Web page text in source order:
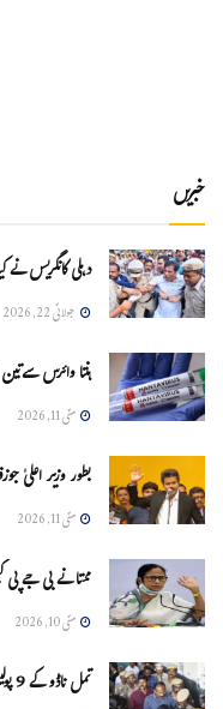
خبریں
دہلی کانگریس نے
جولائی 22, 2026
ہنتا وائرس
مئی 11, 2026
بطور وزیر اعلیٰ
مئی 11, 2026
ممتا نے بی جے
مئی 10, 2026
تمل ناڈو کے 9 پولیس اہلکاروں کو سزائے موت